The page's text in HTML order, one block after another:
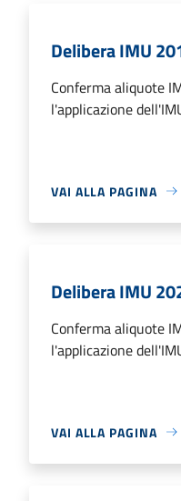
Delibera IMU
Conferma aliquote
l'applicazione
VAI ALLA PAGINA
Delibera IMU
Conferma aliquote
l'applicazione
VAI ALLA PAGINA